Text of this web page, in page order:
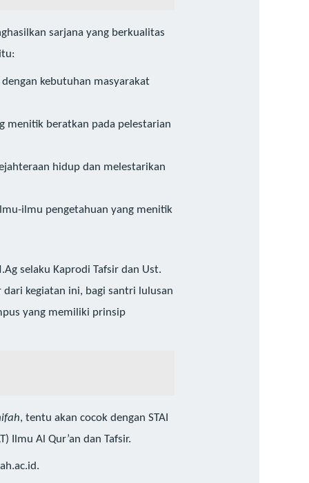
sarjana yang berkualitas
kebutuhan masyarakat
menitik beratkan pada pelestarian
hidup dan melestarikan
ilmu pengetahuan yang menitik
selaku Kaprodi Tafsir dan Ust.
dari kegiatan ini, bagi santri lulusan
yang memiliki prinsip
, tentu akan cocok dengan STAI
Ilmu Al Qur’an dan Tafsir.